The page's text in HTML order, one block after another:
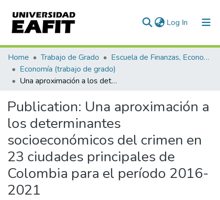
Log In (current)
Communities & Collections
All of DSpace
Home Trabajo de Grado
Escuela de Finanzas, Economía y Gobierno
Economía (trabajo de grado)
Una aproximación a los determinantes socioeconómicos del crimen en 23 ciudades principales de Colombia para el período 2016-2021
Publication: Una aproximación a
los determinantes
socioeconómicos del crimen en
23 ciudades principales de
Colombia para el período 2016-
2021